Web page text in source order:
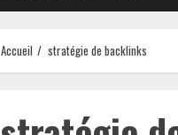
Accueil stratégie de backlinks